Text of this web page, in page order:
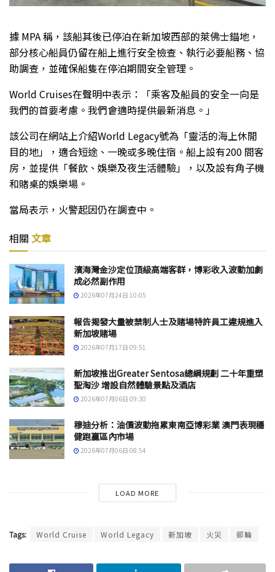
據 MPA 稱，該船其後已停泊在新加坡西部的萊佛士錨地，
部分核心船員仍留在船上進行安全檢查、執行必要船務、協
助調查，並確保船隻在停泊期間安全管理。
World Cruises在聲明中表示：「乘客及船員的安全一向是
我們的首要考慮。我們會適時提供最新消息。」
該公司在網站上介紹World Legacy號為「靈活的海上休閒
目的地」，適合短途、一晚或多晚住宿。船上設有200 間客
房，並提供「餐飲、娛樂及夜生活體驗」，以及設有角子機
和賭桌的娛樂場。
當局表示，火警起因仍在調查中。
相關 文章
濱海灣金沙定位頂級高端客群，博彩收入波動加劇
成必然副作用
2026年07月24日 10:05
報告揭發大量被禁制人士及賭場特許員工違規進入
新加坡賭場
2026年07月17日 09:51
新加坡推出Greater Sentosa總綱規劃 二十年重塑
聖淘沙 增設自然體驗景點及酒店
2026年07月06日 09:30
穆迪分析：油價波動拖累東南亞博彩業 澳門表現穩
健跑贏區內市場
2026年07月06日 08:54
LOAD MORE
Tags: World Cruise World Legacy 新加坡 火災 郵輪